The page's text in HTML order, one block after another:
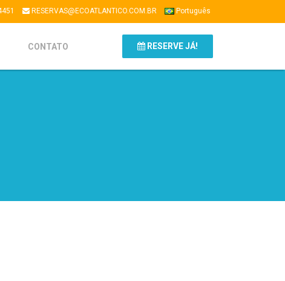
RESERVAS@ECOATLANTICO.COM.BR Português
CONTATO RESERVE JÁ!